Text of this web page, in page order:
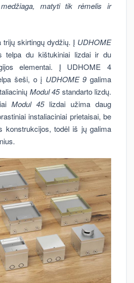
matyti tik rėmelis ir
skirtingų dydžių. Į UDHOME
telpa du kištukiniai lizdai ir du
elementai. Į UDHOME 4
šeši, o į UDHOME 9galima
Modul 45standarto lizdų.
Modul 45lizdai užima daug
instaliaciniai prietaisai, be
konstrukcijos, todėl iš jų galima